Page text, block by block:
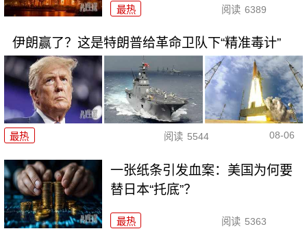
最热 阅读 6389
伊朗赢了？这是特朗普给革命卫队下“精准毒计”
最热 阅读 5544 08-06
一张纸条引发血案：美国为何要
替日本“托底”？
最热 阅读 5363